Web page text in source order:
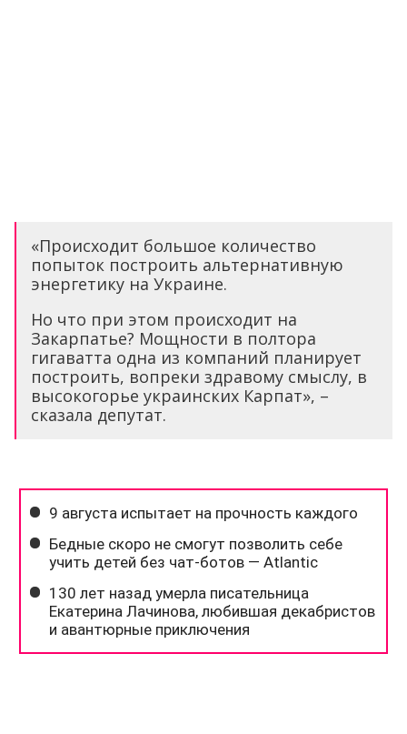
«Происходит большое количество
попыток построить альтернативную
энергетику на Украине.
Но что при этом происходит на
Закарпатье? Мощности в полтора
гигаватта одна из компаний планирует
построить, вопреки здравому смыслу, в
высокогорье украинских Карпат», –
сказала депутат.